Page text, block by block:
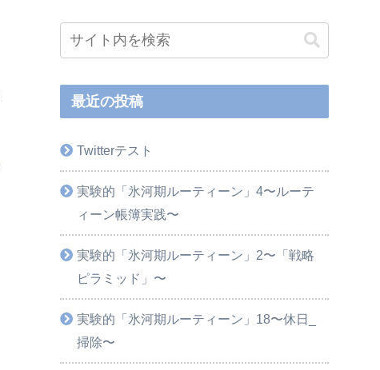
最近の投稿
Twitterテスト
実験的「氷河期ルーティーン」4〜ルーテ
ィーン帳簿実践〜
実験的「氷河期ルーティーン」2〜「戦略
ピラミッド」〜
実験的「氷河期ルーティーン」18〜休日_
掃除〜